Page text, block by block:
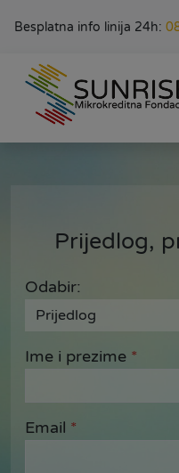
Besplatna info linija 24h:
Prijedlog,
Odabir:
Ime i prezime *
Email *